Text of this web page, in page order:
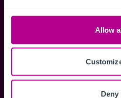
Allow
Deny
Mitglieder.